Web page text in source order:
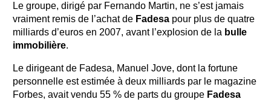
Le groupe, dirigé par Fernando Martin, ne s’est jamais
vraiment remis de l’achat de Fadesa pour plus de quatre
milliards d’euros en 2007, avant l’explosion de la bulle
immobilière.
Le dirigeant de Fadesa, Manuel Jove, dont la fortune
personnelle est estimée à deux milliards par le magazine
Forbes, avait vendu 55 % de parts du groupe Fadesa